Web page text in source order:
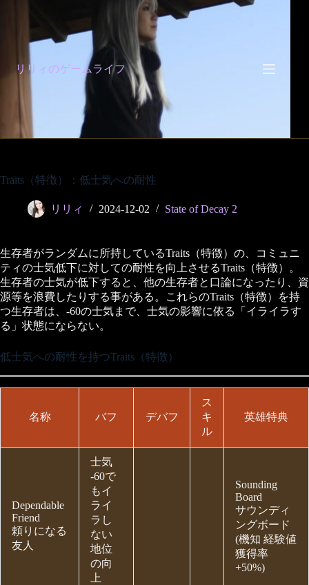
プ
リリィのゲームライフ
Traits（特徴）：低士気への耐性
リリィ 2024-12-02 State of Decay 2
生存者がランダムに所持しているTraits（特徴）の、コミュニ
ティの士気低下に対しての耐性を向上させるTraits（特徴）。
生存者の士気が低下すると、他の生存者と口論になったり、資
源等を浪費したりする事がある。これらのTraits（特徴）を持
つ生存者は、-60の士気まで、士気の影響に依る「イライラす
る」状態にならない。
低士気への耐性を持つTraits（特徴）
名称 バフ デバフ
ス
キ
ル
英雄特典
Dependable
Friend
頼りになる
友人
士気
-60で
もイ
ライ
ラし
ない
地位
の向
上
Sounding
Board
サウンディ
ングボード
(機知 経験値
獲得率
+50%)